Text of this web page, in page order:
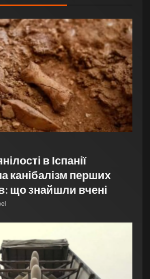
в Іспанії
канібалізм перших
що знайшли вчені